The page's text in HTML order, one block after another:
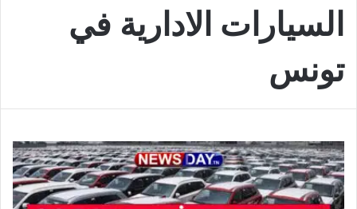
السيارات الادارية في
تونس